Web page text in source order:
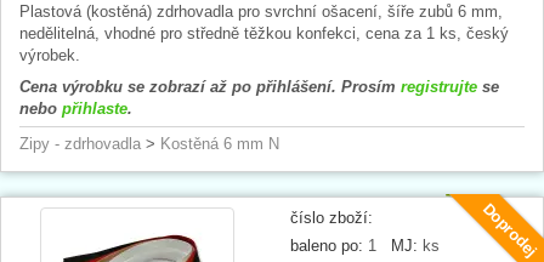
Plastová (kostěná) zdrhovadla pro svrchní ošacení, šíře zubů 6 mm,
nedělitelná, vhodné pro středně těžkou konfekci, cena za 1 ks, český
výrobek.
Cena výrobku se zobrazí až po přihlášení. Prosím registrujte se
nebo přihlaste.
Zipy - zdrhovadla > Kostěná 6 mm N
Doprodej
číslo zboží:
baleno po: 1 MJ: ks